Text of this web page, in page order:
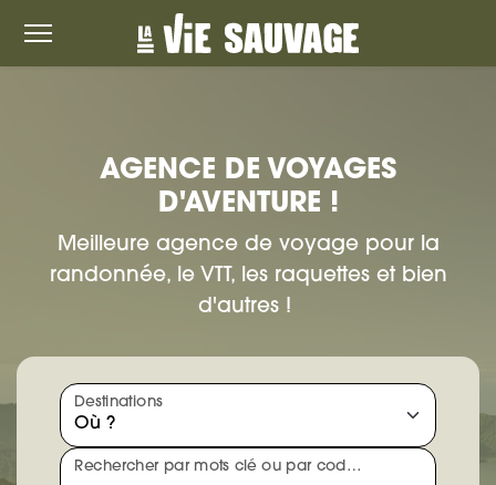
AGENCE DE VOYAGES
D'AVENTURE !
Meilleure agence de voyage pour la
randonnée, le VTT, les raquettes et bien
d'autres !
Destinations
Rechercher par mots clé ou par code produit